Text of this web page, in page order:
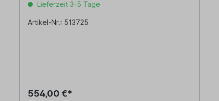
Lieferzeit 3-5 Tage
Artikel-Nr.: 513725
554,00 €*